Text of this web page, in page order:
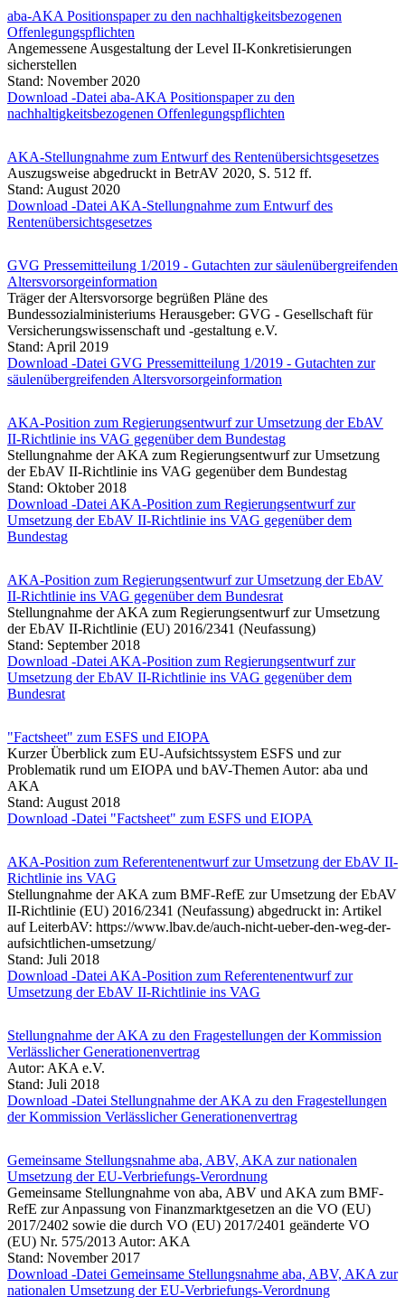
aba-AKA Positionspaper zu den nachhaltigkeitsbezogenen
Offenlegungspflichten
Angemessene Ausgestaltung der Level II-Konkretisierungen
sicherstellen
Stand: November 2020
Download -Datei aba-AKA Positionspaper zu den
nachhaltigkeitsbezogenen Offenlegungspflichten
AKA-Stellungnahme zum Entwurf des Rentenübersichtsgesetzes
Auszugsweise abgedruckt in BetrAV 2020, S. 512 ff.
Stand: August 2020
Download -Datei AKA-Stellungnahme zum Entwurf des
Rentenübersichtsgesetzes
GVG Pressemitteilung 1/2019 - Gutachten zur säulenübergreifenden
Altersvorsorgeinformation
Träger der Altersvorsorge begrüßen Pläne des
Bundessozialministeriums Herausgeber: GVG - Gesellschaft für
Versicherungswissenschaft und -gestaltung e.V.
Stand: April 2019
Download -Datei GVG Pressemitteilung 1/2019 - Gutachten zur
säulenübergreifenden Altersvorsorgeinformation
AKA-Position zum Regierungsentwurf zur Umsetzung der EbAV
II-Richtlinie ins VAG gegenüber dem Bundestag
Stellungnahme der AKA zum Regierungsentwurf zur Umsetzung
der EbAV II-Richtlinie ins VAG gegenüber dem Bundestag
Stand: Oktober 2018
Download -Datei AKA-Position zum Regierungsentwurf zur
Umsetzung der EbAV II-Richtlinie ins VAG gegenüber dem
Bundestag
AKA-Position zum Regierungsentwurf zur Umsetzung der EbAV
II-Richtlinie ins VAG gegenüber dem Bundesrat
Stellungnahme der AKA zum Regierungsentwurf zur Umsetzung
der EbAV II-Richtlinie (EU) 2016/2341 (Neufassung)
Stand: September 2018
Download -Datei AKA-Position zum Regierungsentwurf zur
Umsetzung der EbAV II-Richtlinie ins VAG gegenüber dem
Bundesrat
"Factsheet" zum ESFS und EIOPA
Kurzer Überblick zum EU-Aufsichtssystem ESFS und zur
Problematik rund um EIOPA und bAV-Themen Autor: aba und
AKA
Stand: August 2018
Download -Datei "Factsheet" zum ESFS und EIOPA
AKA-Position zum Referentenentwurf zur Umsetzung der EbAV II-
Richtlinie ins VAG
Stellungnahme der AKA zum BMF-RefE zur Umsetzung der EbAV
II-Richtlinie (EU) 2016/2341 (Neufassung) abgedruckt in: Artikel
auf LeiterbAV: https://www.lbav.de/auch-nicht-ueber-den-weg-der-
aufsichtlichen-umsetzung/
Stand: Juli 2018
Download -Datei AKA-Position zum Referentenentwurf zur
Umsetzung der EbAV II-Richtlinie ins VAG
Stellungnahme der AKA zu den Fragestellungen der Kommission
Verlässlicher Generationenvertrag
Autor: AKA e.V.
Stand: Juli 2018
Download -Datei Stellungnahme der AKA zu den Fragestellungen
der Kommission Verlässlicher Generationenvertrag
Gemeinsame Stellungsnahme aba, ABV, AKA zur nationalen
Umsetzung der EU-Verbriefungs-Verordnung
Gemeinsame Stellungnahme von aba, ABV und AKA zum BMF-
RefE zur Anpassung von Finanzmarktgesetzen an die VO (EU)
2017/2402 sowie die durch VO (EU) 2017/2401 geänderte VO
(EU) Nr. 575/2013 Autor: AKA
Stand: November 2017
Download -Datei Gemeinsame Stellungsnahme aba, ABV, AKA zur
nationalen Umsetzung der EU-Verbriefungs-Verordnung